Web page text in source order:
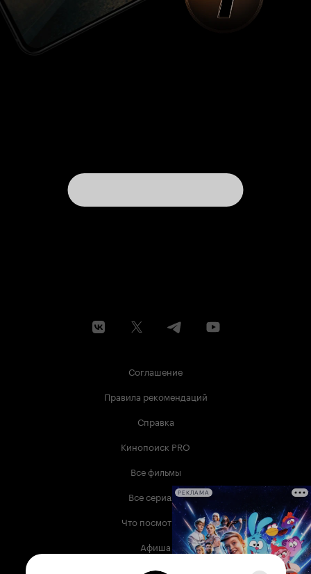
Соглашение
Правила рекомендаций
Справка
Кинопоиск PRO
Все фильмы
Все сериалы
Что посмотреть
Афиша
Музыка
РЕКЛАМА